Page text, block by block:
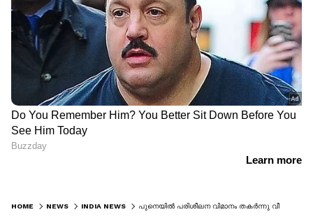
HOME NEWS INDIA NEWS